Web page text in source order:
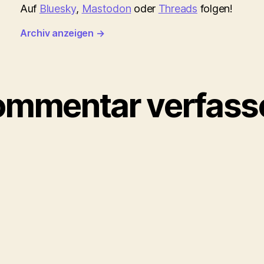
Auf Bluesky, Mastodon oder Threads folgen!
Archiv anzeigen →